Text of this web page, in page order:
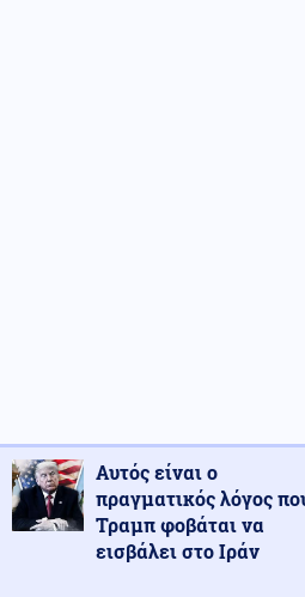
Αυτός είναι ο
πραγματικός λόγος
Τραμπ φοβάται να
εισβάλει στο Ιράν